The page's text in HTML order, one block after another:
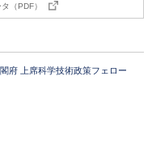
（PDF）
府 上席科学技術政策フェロー